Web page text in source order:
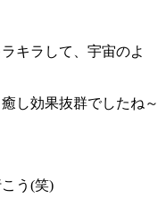
キラして、宇宙のよ
し効果抜群でしたね～
う(笑)